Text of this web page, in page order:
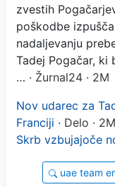
zvestih
poškodbe
nadaljevanju
Tadej Pogačar, ki
… · Žurnal24 · 2M
Nov udarec za
Franciji · Delo · 2M
Skrb vzbujajoče
uae team